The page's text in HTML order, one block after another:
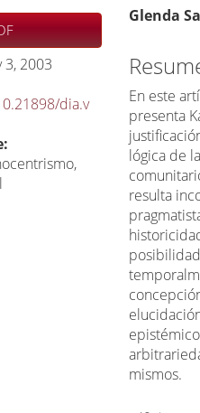
3, 2003
dia.v
C
n
t
e
n
i
d
o
p
r
i
n
c
i
p
Glenda
En este
presenta
lógica de
resulta
mismos.